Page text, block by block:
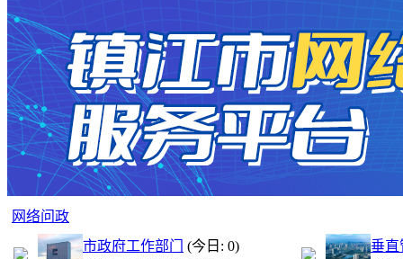
网络问政
市政府工作部门
(今日: 0)
垂直